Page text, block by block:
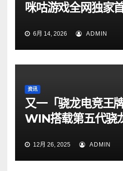
咪咕游戏全网独家
6月 14, 2026 ADMIN
资讯
又一「骁龙电竞王
WIN搭载第五代骁
12月 26, 2025 ADMIN